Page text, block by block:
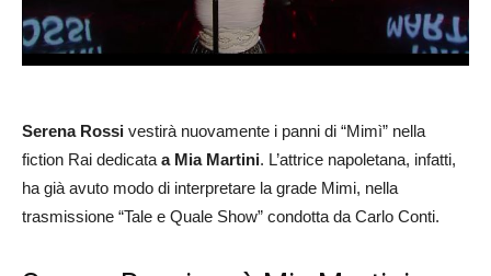
Serena Rossi vestirà nuovamente i panni di “Mimì” nella
fiction Rai dedicata a Mia Martini. L’attrice napoletana, infatti,
ha già avuto modo di interpretare la grade Mimi, nella
trasmissione “Tale e Quale Show” condotta da Carlo Conti.